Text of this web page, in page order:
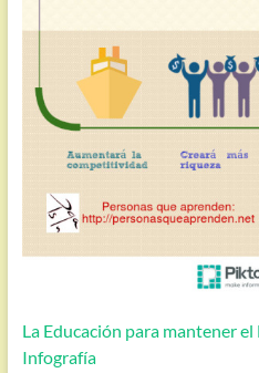
La Educación para mantener
Infografía